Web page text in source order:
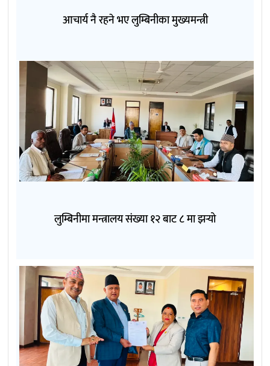
आचार्य नै रहने भए लुम्बिनीका मुख्यमन्त्री
लुम्बिनीमा मन्त्रालय संख्या १२ बाट ८ मा झर्‍यो